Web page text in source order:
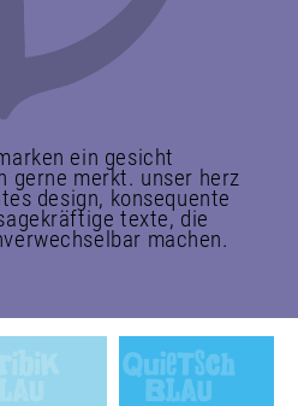
ein gesicht
gerne merkt. unser herz
design, konse­quente
texte, die
machen.